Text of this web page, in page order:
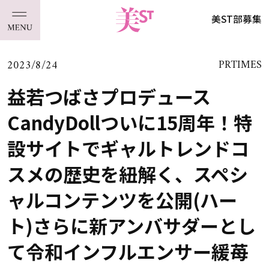
美ST部募集
2023/8/24 PRTIMES
益若つばさプロデュース
CandyDollついに15周年！特
設サイトでギャルトレンドコ
スメの歴史を紐解く、スペシ
ャルコンテンツを公開(ハー
ト)さらに新アンバサダーとし
て令和インフルエンサー緩苺